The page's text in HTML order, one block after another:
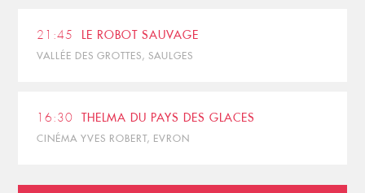
21:45 LE ROBOT SAUVAGE
VALLÉE DES GROTTES, SAULGES
16:30 THELMA DU PAYS DES GLACES
CINÉMA YVES ROBERT, EVRON